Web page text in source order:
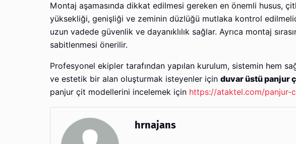
Montaj aşamasında dikkat edilmesi gereken en önemli husus,
yüksekliği, genişliği ve zeminin düzlüğü mutlaka kontrol
uzun vadede güvenlik ve dayanıklılık sağlar. Ayrıca montaj
sabitlenmesi önerilir.
Profesyonel ekipler tarafından yapılan kurulum, sistemin hem
ve estetik bir alan oluşturmak isteyenler için duvar üstü panjur
panjur çit modellerini incelemek için https://ataktel.com/panjur-
hrnajans